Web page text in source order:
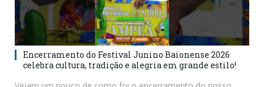
Encerramento do Festival Junino Baionense 2026
celebra cultura, tradição e alegria em grande estilo!